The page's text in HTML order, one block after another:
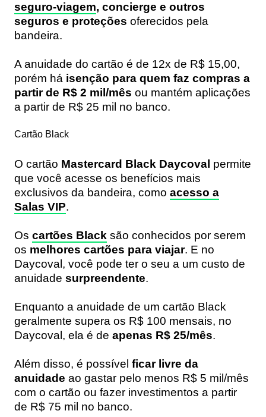
seguro-viagem, concierge e outros
seguros e proteções oferecidos pela
bandeira.
A anuidade do cartão é de 12x de R$ 15,00,
porém há isenção para quem faz compras a
partir de R$ 2 mil/mês ou mantém aplicações
a partir de R$ 25 mil no banco.
Cartão Black
O cartão Mastercard Black Daycoval permite
que você acesse os benefícios mais
exclusivos da bandeira, como acesso a
Salas VIP.
Os cartões Black são conhecidos por serem
os melhores cartões para viajar. E no
Daycoval, você pode ter o seu a um custo de
anuidade surpreendente.
Enquanto a anuidade de um cartão Black
geralmente supera os R$ 100 mensais, no
Daycoval, ela é de apenas R$ 25/mês.
Além disso, é possível ficar livre da
anuidade ao gastar pelo menos R$ 5 mil/mês
com o cartão ou fazer investimentos a partir
de R$ 75 mil no banco.